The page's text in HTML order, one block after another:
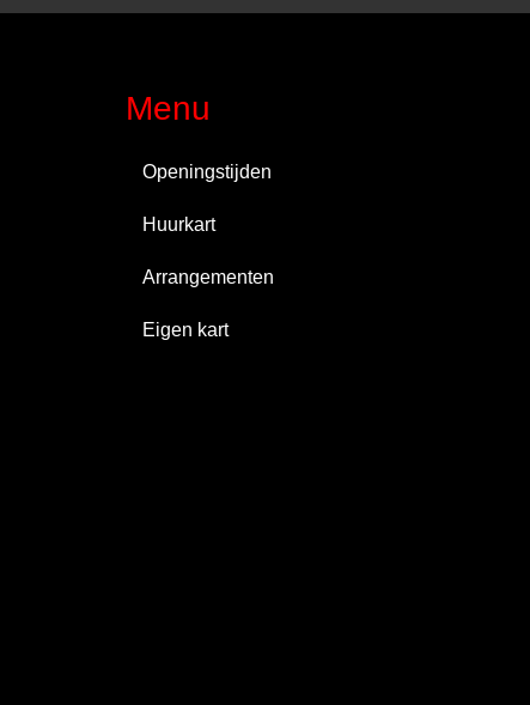
Menu
Openingstijden
Huurkart
Arrangementen
Eigen kart